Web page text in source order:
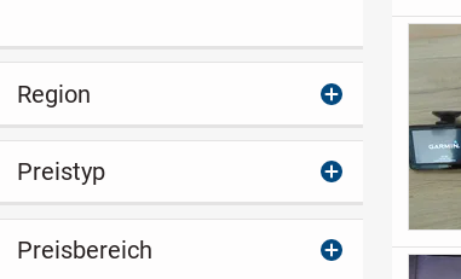
Region
Preistyp
Preisbereich